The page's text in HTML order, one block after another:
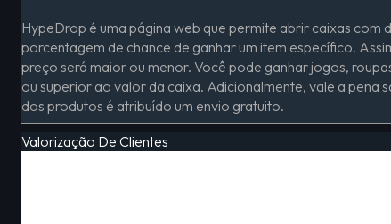
HypeDrop é uma página web que permite abrir caixas com
porcentagem de chance de ganhar um item específico.
preço será maior ou menor. Você pode ganhar jogos,
ou superior ao valor da caixa. Adicionalmente, vale a
dos produtos é atribuído um envio gratuito.
Valorização De Clientes